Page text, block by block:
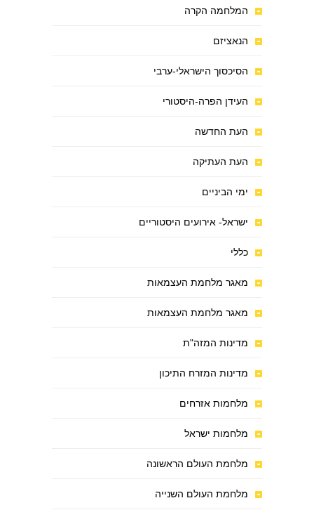
המלחמה הקרה
הנאציזם
הסיכסוך הישראלי-ערבי
העידן הפרה-היסטורי
העת החדשה
העת העתיקה
ימי הביניים
ישראל- אירועים היסטוריים
כללי
מאגר מלחמת העצמאות
מאגר מלחמת העצמאות
מדינות המזה"ת
מדינות המזרח התיכון
מלחמות אזרחים
מלחמות ישראל
מלחמת העולם הראשונה
מלחמת העולם השנייה